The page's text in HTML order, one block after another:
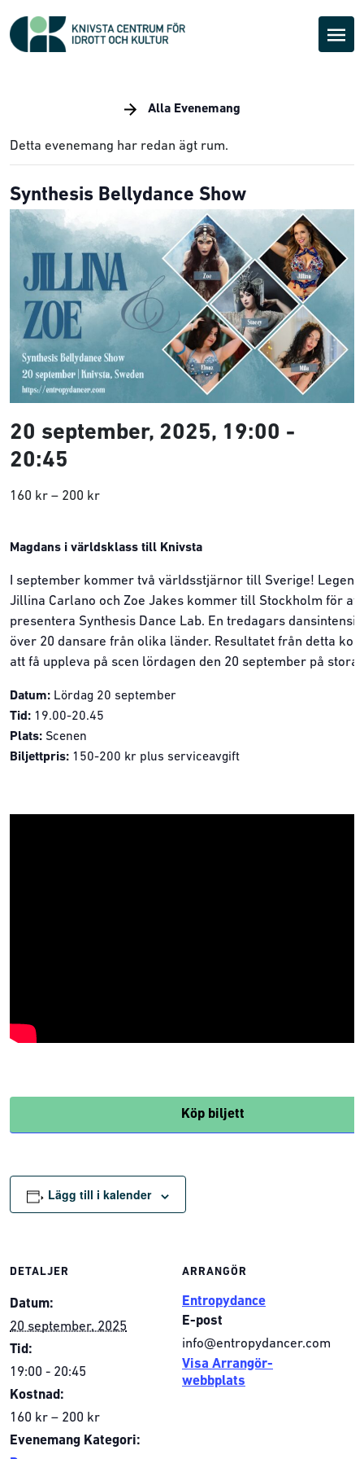
Alla Evenemang
Detta evenemang har redan ägt rum.
Synthesis Bellydance Show
20 september, 2025, 19:00 -
20:45
160 kr – 200 kr
Magdans i världsklass till Knivsta
I september kommer två världsstjärnor till Sverige!
Jillina Carlano och Zoe Jakes kommer till Stockholm för att
presentera Synthesis Dance Lab. En tredagars
över 20 dansare från olika länder. Resultatet från detta
att få uppleva på scen lördagen den 20 september på stora
Datum: Lördag 20 september
Tid: 19.00-20.45
Plats: Scenen
Biljettpris: 150-200 kr plus serviceavgift
Köp biljett
Lägg till i kalender
DETALJER
Datum:
20 september, 2025
Tid:
19:00 - 20:45
Kostnad:
160 kr – 200 kr
Evenemang Kategori:
ARRANGÖR
Entropydance
E-post
info@entropydancer.com
Visa Arrangör-
webbplats